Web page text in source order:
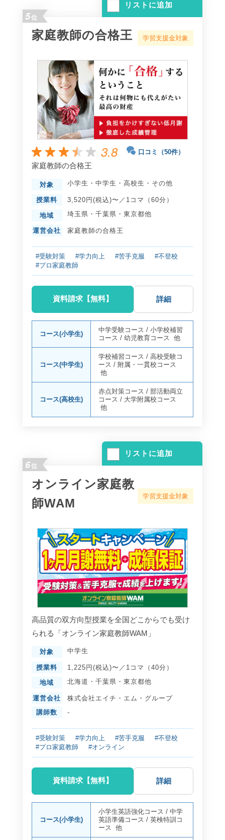
リストに追加
5位
家庭教師の合格王 学習支援金対象
3.8 口コミ（50件）
家庭教師の合格王
対象 小学生 ・ 中学生 ・ 高校生 ・ その他
授業料 3,520円(税込)〜／1コマ（60分）
地域 埼玉県 ・ 千葉県 ・ 東京都他
運営会社 家庭教師の合格王
#受験対策 #学力向上 #苦手克服
#不登校
#プロ家庭教師
資料請求【無料】 詳細
コース(小学生)
中学受験コース /小学校補習
コース /幼児教育コース 他
コース(中学生)
学校補習コース /高校受験コ
ース /附属・一貫校コース
他
コース(高校生)
赤点対策コース /部活動両立
コース /大学附属校コース
他
リストに追加
6位
オンライン家庭教
師WAM
学習支援金対象
高品質の双方向型授業を全国どこからでも受け
られる「オンライン家庭教師WAM」
対象 中学生
授業料 1,225円(税込)〜／1コマ（40分）
地域 北海道 ・ 千葉県 ・ 東京都他
運営会社
株式会社エイチ・エム・グループ
講師数
-
#受験対策 #学力向上 #苦手克服
#不登校
#プロ家庭教師
#オンライン
資料請求【無料】 詳細
コース(小学生)
小学生英語強化コース /中学
英語準備コース /英検特訓コ
ース
他